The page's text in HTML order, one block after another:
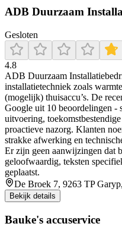
ADB Duurzaam
Gesloten
4.8
ADB Duurzaam
installatietechniek zoals
(mogelijk) thuisaccu’s. De
Google uit 10 beoordelingen -
uitvoering,
proactieve nazorg. Klanten
strakke afwerking en
Er zijn geen aanwijzingen dat
geloofwaardig, teksten
geplaatst.
De Broek 7, 9263 TP
Bekijk details
Bauke's accuservice